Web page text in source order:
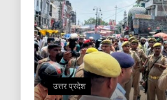
उत्तर प्रदेश